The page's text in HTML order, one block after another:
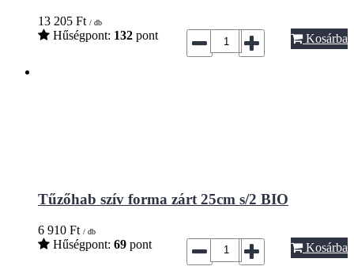
13 205 Ft / db
Hűségpont: 132 pont Kosárba
Tűzőhab szív forma zárt 25cm s/2 BIO
6 910 Ft / db
Hűségpont: 69 pont Kosárba